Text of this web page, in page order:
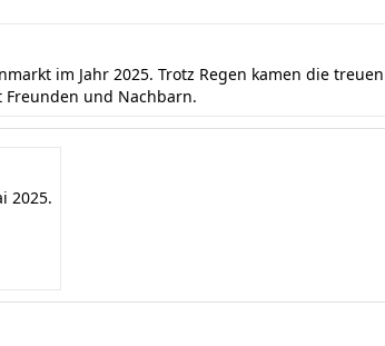
im Jahr 2025. Trotz Regen kamen die
und Nachbarn.
2025.